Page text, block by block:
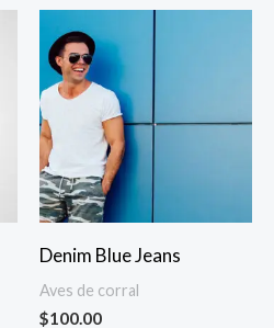
Denim Blue Jeans
Aves de corral
$100.00